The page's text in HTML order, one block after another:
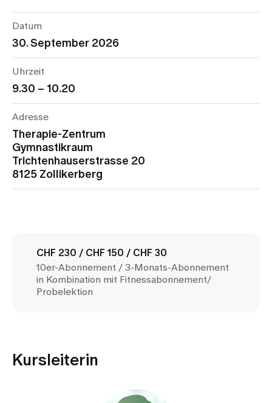
Über uns
Jobs & Karriere
Kontakt
Datum
30. September 2026
Uhrzeit
9.30 – 10.20
Adresse
Therapie-Zentrum
Gymnastikraum
Trichtenhauserstrasse 20
8125 Zollikerberg
CHF 230 / CHF 150 / CHF 30
10er-Abonnement / 3-Monats-Abonnement
in Kombination mit Fitnessabonnement/
Probelektion
Kursleiterin